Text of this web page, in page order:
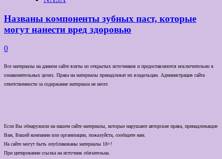
Названы компоненты зубных паст, которые
могут нанести вред здоровью
0
Все материалы на данном сайте взяты из открытых источников и предоставляются исключительно в
ознакомительных целях. Права на материалы принадлежат их владельцам. Администрация сайта
ответственности за содержание материала не несет.
Если Вы обнаружили на нашем сайте материалы, которые нарушают авторские права, принадлежащие
Вам, Вашей компании или организации, пожалуйста, сообщите нам.
На сайте могут быть опубликованы материалы 18+!
При цитировании ссылка на источник обязательна.